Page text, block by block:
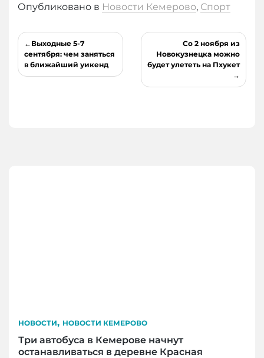
Опубликовано в Новости Кемерово, Спорт
Навигация
по
записям
Выходные 5-7
сентября: чем заняться
в ближайший уикенд
Со 2 ноября из
Новокузнецка можно
будет улететь на Пхукет
НОВОСТИ, НОВОСТИ КЕМЕРОВО
Три автобуса в Кемерове начнут
останавливаться в деревне Красная